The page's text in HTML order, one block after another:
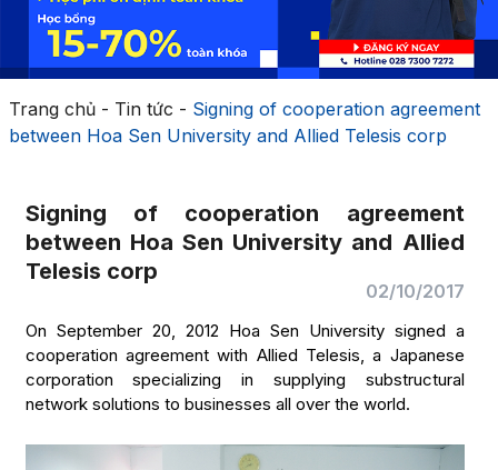
Trang chủ- Tin tức - Signing of cooperation agreement
between Hoa Sen University and Allied Telesis corp
Signing of cooperation agreement
between Hoa Sen University and Allied
Telesis corp
02/10/2017
On September 20, 2012 Hoa Sen University signed a
cooperation agreement with Allied Telesis, a Japanese
corporation specializing in supplying substructural
network solutions to businesses all over the world.